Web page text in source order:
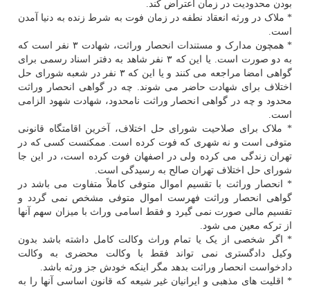
بودن محدودیت در زمان اعتراض کند.
* ملاک در ورثه انعقاد نطفه در زمان فوت به شرط زنده به دنیا آمدن
است.
* همچون مدارک و مستندات انحصار وراثت، شهادت ۳ نفر است که
به دو صورت است. یا این که ۳ نفر شاهد به دفتر اسناد رسمی برای
گواهی امضا مراجعه می کنند و یا این که ۳ نفر در شعبه شورای حل
اختلاف برای شهادت حاضر می شوند. چه در گواهی انحصار وراثت
محدود و چه در گواهی انحصار وراثت نامحدود، شهادت شهود الزامی
است.
* ملاک برای صلاحیت شورای حل اختلاف، آخرین اقامتگاه قانونی
متوفی است و نه شهری که فوت کرده است. ممکنست کسی که در
تهران زندگی می کرده ولی در اصفهان فوت کرده است، در این جا
شورای حل اختلاف تهران صالح به رسیدگی است.
* انحصار وراثت با تقسیم اموال متوفی کاملاً متفاوت می باشد در
گواهی انحصار وراثت فهرست اموال متوفی مشخص نمی گردد و
تقسیم مالی صورت نمی گیرد و فقط اسامی وراث با میزان سهم آنها
از ترکه معین می شود.
* اگر شخصی از یک یا تمام وراث وکالت کامل داشته باشد بدون
وکیل دادگستری نمی تواند فقط با وکالت محضری به وکالت
دادخواست انحصار وراثت بدهد مگر اینکه خودش جز ورثه باشد.
* اقلیت های مذهبی و ایرانیان غیر شیعه که قانون اساسی آنها را به